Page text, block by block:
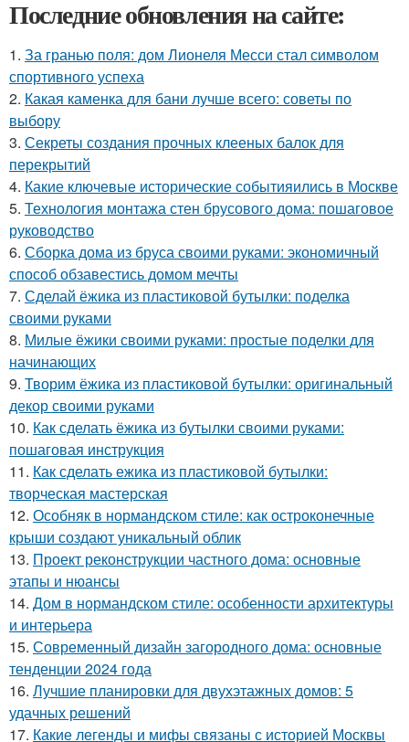
Последние обновления на сайте:
1. За гранью поля: дом Лионеля Месси стал символом
спортивного успеха
2. Какая каменка для бани лучше всего: советы по
выбору
3. Секреты создания прочных клееных балок для
перекрытий
4. Какие ключевые исторические событияились в Москве
5. Технология монтажа стен брусового дома: пошаговое
руководство
6. Сборка дома из бруса своими руками: экономичный
способ обзавестись домом мечты
7. Сделай ёжика из пластиковой бутылки: поделка
своими руками
8. Милые ёжики своими руками: простые поделки для
начинающих
9. Творим ёжика из пластиковой бутылки: оригинальный
декор своими руками
10. Как сделать ёжика из бутылки своими руками:
пошаговая инструкция
11. Как сделать ежика из пластиковой бутылки:
творческая мастерская
12. Особняк в нормандском стиле: как остроконечные
крыши создают уникальный облик
13. Проект реконструкции частного дома: основные
этапы и нюансы
14. Дом в нормандском стиле: особенности архитектуры
и интерьера
15. Современный дизайн загородного дома: основные
тенденции 2024 года
16. Лучшие планировки для двухэтажных домов: 5
удачных решений
17. Какие легенды и мифы связаны с историей Москвы